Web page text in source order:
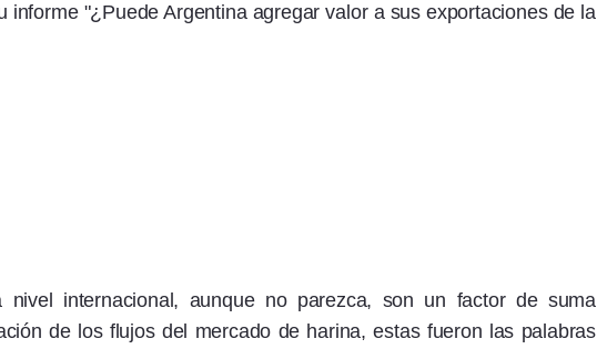
informe "¿Puede Argentina agregar valor a sus exportaciones de la
nivel internacional, aunque no parezca, son un factor de suma
de los flujos del mercado de harina, estas fueron las palabras